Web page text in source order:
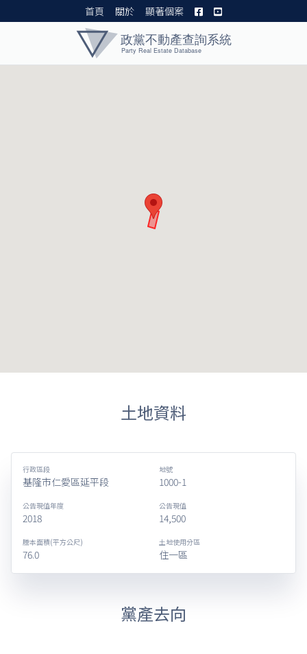
首頁 關於 顯著個案
土地資料
行政區段
基隆市仁愛區延平段
地號
1000-1
公告現值年度
2018
公告現值
14,500
謄本面積(平方公尺)
76.0
土地使用分區
住一區
黨產去向